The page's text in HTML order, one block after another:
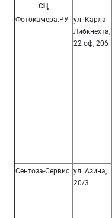
СЦ
Фотокамера.РУ ул. Карла
Либкнехта,
22 оф, 206
Сентоза-Сервис ул. Азина,
20/3